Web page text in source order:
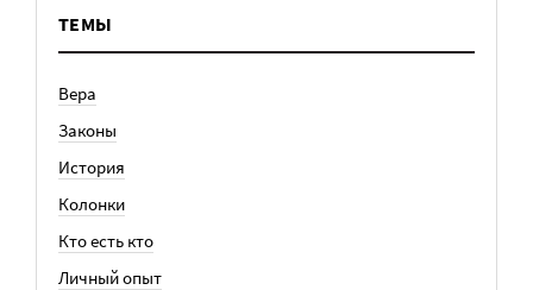
ТЕМЫ
Вера
Законы
История
Колонки
Кто есть кто
Личный опыт